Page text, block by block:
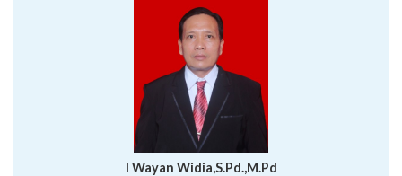
I Wayan Widia,S.Pd.,M.Pd